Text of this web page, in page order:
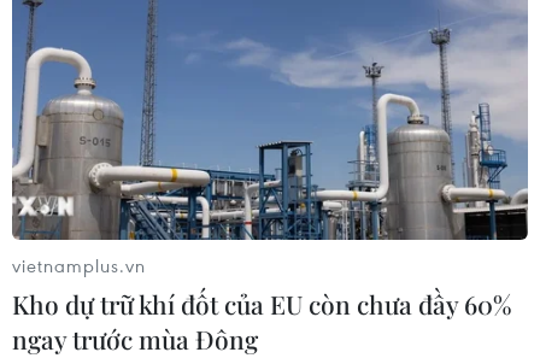
vietnamplus.vn
Kho dự trữ khí đốt của EU còn chưa đầy 60%
ngay trước mùa Đông